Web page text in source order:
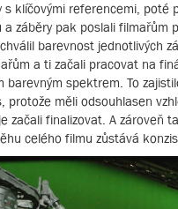
s klíčovými referencemi, poté
a záběry pak poslali filmařům
barevnost jednotlivých
a ti začali pracovat na
barevným spektrem. To
protože měli odsouhlasen
začali finalizovat. A zároveň
celého filmu zůstává